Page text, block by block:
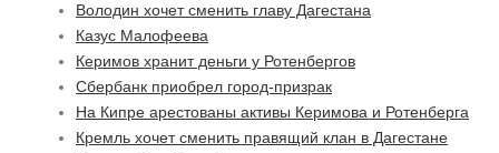
Володин хочет сменить главу Дагестана
Казус Малофеева
Керимов хранит деньги у Ротенбергов
Сбербанк приобрел город-призрак
На Кипре арестованы активы Керимова и Ротенберга
Кремль хочет сменить правящий клан в Дагестане